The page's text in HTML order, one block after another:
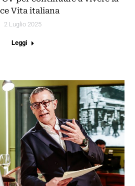
Vita italiana
2 Luglio 2025
Leggi